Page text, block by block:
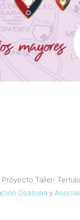
Taller-
Osasuna y